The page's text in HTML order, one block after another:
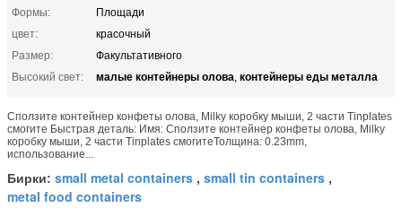
Формы:
Площади
цвет:
красочный
Размер:
Факультативного
Высокий свет:
малые контейнеры олова, контейнеры еды металла
Сползите контейнер конфеты олова, Milky коробку мыши, 2 части Tinplates
смогите Быстрая деталь: Имя: Сползите контейнер конфеты олова, Milky
коробку мыши, 2 части Tinplates смогитеТолщина: 0.23mm,
использование...
Бирки: small metal containers , small tin containers ,
metal food containers